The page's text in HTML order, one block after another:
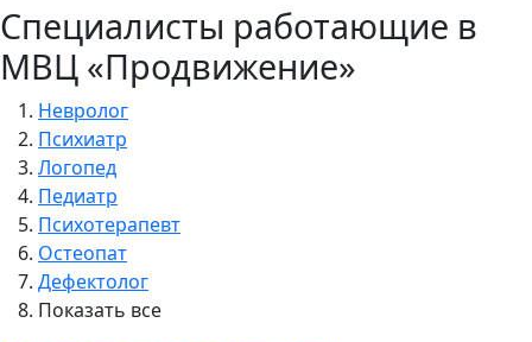
Специалисты работающие в
МВЦ «Продвижение»
Невролог
Психиатр
Логопед
Педиатр
Психотерапевт
Остеопат
Дефектолог
Показать все